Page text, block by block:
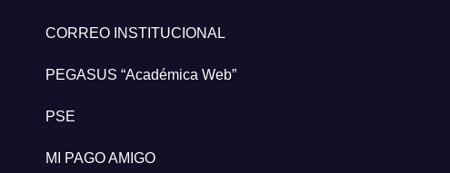
CORREO INSTITUCIONAL
PEGASUS “Académica Web”
PSE
MI PAGO AMIGO